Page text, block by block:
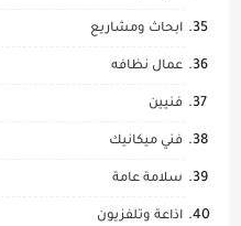
ابحاث ومشاريع
عمال نظافه
فنيين
فني ميكانيك
سلامة عامة
اذاعة وتلفزيون